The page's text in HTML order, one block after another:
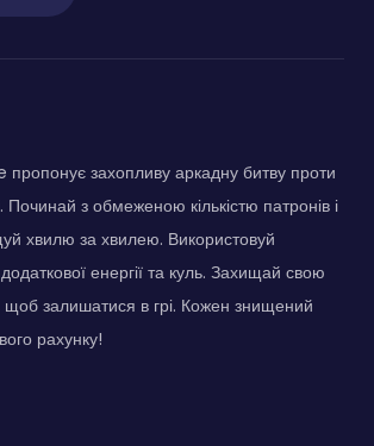
захопливу аркадну битву проти
Починай з обмеженою кількістю патронів і
хвилю за хвилею. Використовуй
енергії та куль. Захищай свою
щоб залишатися в грі. Кожен знищений
рахунку!